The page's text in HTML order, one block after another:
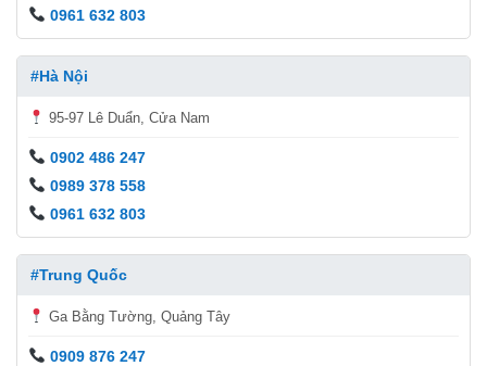
0961 632 803
#Hà Nội
95-97 Lê Duẩn, Cửa Nam
0902 486 247
0989 378 558
0961 632 803
#Trung Quốc
Ga Bằng Tường, Quảng Tây
0909 876 247